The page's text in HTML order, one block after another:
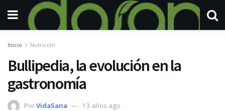
Inicio Nutrición
Bullipedia, la evolución en la
gastronomía
PorVidaSana 13 años ago